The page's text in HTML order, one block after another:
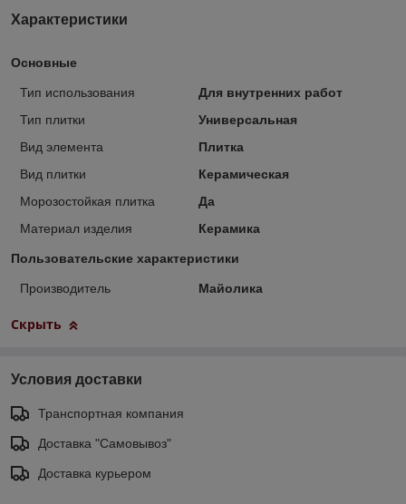
Характеристики
Основные
Тип использования
Для внутренних работ
Тип плитки
Универсальная
Вид элемента
Плитка
Вид плитки
Керамическая
Морозостойкая плитка
Да
Материал изделия
Керамика
Пользовательские характеристики
Производитель Майолика
Скрыть
Условия доставки
Транспортная компания
Доставка "Самовывоз"
Доставка курьером